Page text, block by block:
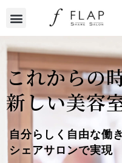
これからの
新しい美容
自分らしく自由な働
シェアサロンで実現